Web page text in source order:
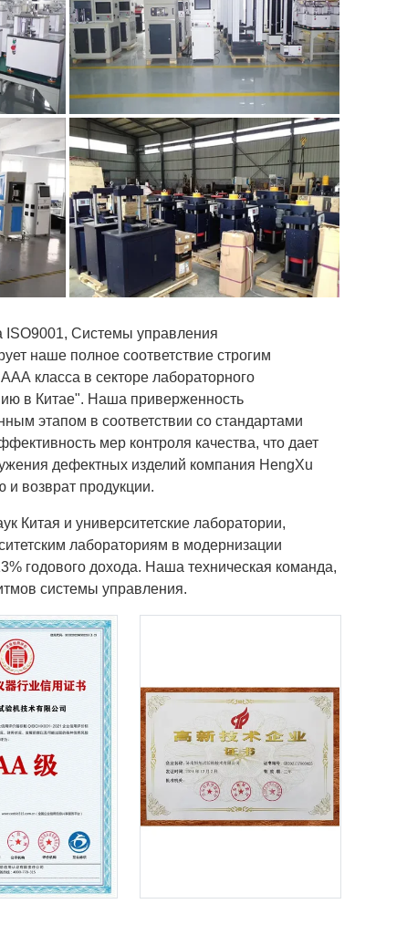
ISO9001, Системы управления
наше полное соответствие строгим
класса в секторе лабораторного
в Китае". Наша приверженность
этапом в соответствии со стандартами
мер контроля качества, что дает
дефектных изделий компания HengXu
возврат продукции.
Китая и университетские лаборатории,
лабораториям в модернизации
годового дохода. Наша техническая команда,
системы управления.